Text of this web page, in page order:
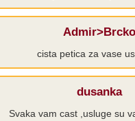
Admir>Brcko
cista petica za vase
dusanka
Svaka vam cast ,usluge su